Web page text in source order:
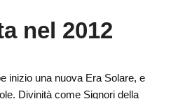
nel 2012
inizio una nuova Era Solare, e
Divinità come Signori della